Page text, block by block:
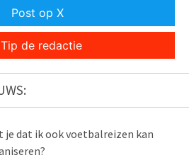
Post op X
Tip de redactie
je dat ik ook voetbalreizen kan